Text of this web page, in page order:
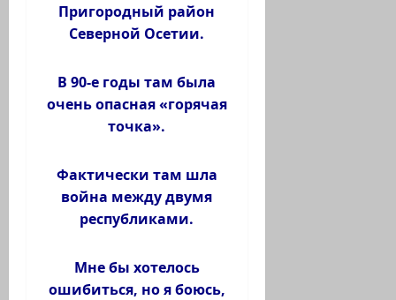
Пригородный район
Северной Осетии.
В 90-е годы там была
очень опасная «горячая
точка».
Фактически там шла
война между двумя
республиками.
Мне бы хотелось
ошибиться, но я боюсь,